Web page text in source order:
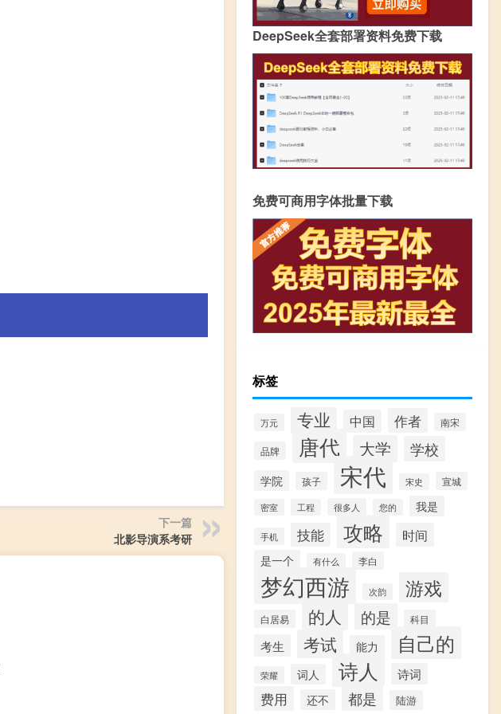
下一篇
北影导演系考研
DeepSeek全套部署资料免费下载
免费可商用字体批量下载
标签
万元 专业 中国 作者 南宋
品牌 唐代 大学 学校
学院 孩子 宋代 宋史 宣城
密室 工程 很多人 您的 我是
手机 技能 攻略 时间
是一个 有什么 李白
梦幻西游 次韵 游戏
白居易 的人 的是 科目
考生 考试 能力 自己的
荣耀 词人 诗人 诗词
费用 还不 都是 陆游